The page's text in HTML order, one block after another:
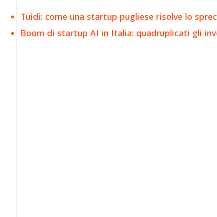
Tuidi: come una startup pugliese risolve lo
Boom di startup AI in Italia: quadruplicati gli